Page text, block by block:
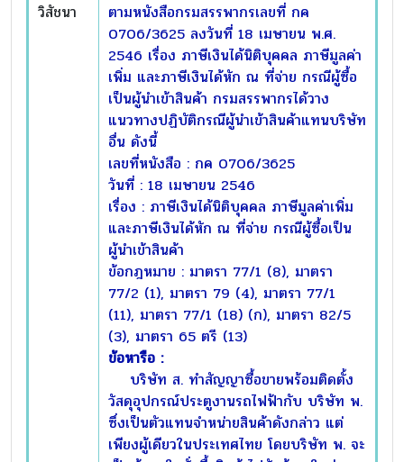
วิสัชนา
ตามหนังสือกรมสรรพากรเลขที่ กค
0706/3625 ลงวันที่ 18 เมษายน พ.ศ.
2546 เรื่อง ภาษีเงินได้นิติบุคคล ภาษีมูลค่า
เพิ่ม และภาษีเงินได้หัก ณ ที่จ่าย กรณีผู้ซื้อ
เป็นผู้นำเข้าสินค้า กรมสรรพากรได้วาง
แนวทางปฏิบัติกรณีผู้นำเข้าสินค้าแทนบริษัท
อื่น ดังนี้
เลขที่หนังสือ : กค 0706/3625
วันที่ : 18 เมษายน 2546
เรื่อง : ภาษีเงินได้นิติบุคคล ภาษีมูลค่าเพิ่ม
และภาษีเงินได้หัก ณ ที่จ่าย กรณีผู้ซื้อเป็น
ผู้นำเข้าสินค้า
ข้อกฎหมาย : มาตรา 77/1 (8), มาตรา
77/2 (1), มาตรา 79 (4), มาตรา 77/1
(11), มาตรา 77/1 (18) (ก), มาตรา 82/5
(3), มาตรา 65 ตรี (13)
ข้อหารือ :
บริษัท ส. ทำสัญญาซื้อขายพร้อมติดตั้ง
วัสดุอุปกรณ์ประตูงานรถไฟฟ้ากับ บริษัท พ.
ซึ่งเป็นตัวแทนจำหน่ายสินค้าดังกล่าว แต่
เพียงผู้เดียวในประเทศไทย โดยบริษัท พ. จะ